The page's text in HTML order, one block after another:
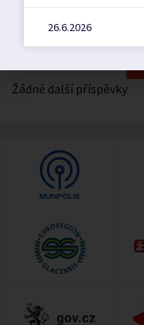
Žádné další příspěvky
26.6.2026